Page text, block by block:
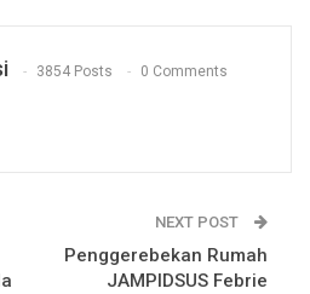
3854 Posts 0 Comments
NEXT POST
Penggerebekan Rumah
JAMPIDSUS Febrie